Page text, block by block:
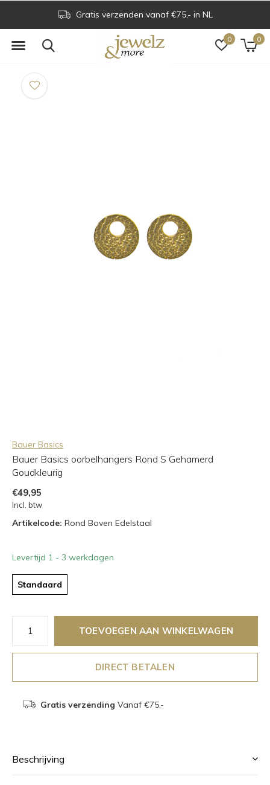
0 0
Gratis verzenden vanaf €75,- in NL
Bauer Basics
Bauer Basics oorbelhangers Rond S Gehamerd
Goudkleurig
€49,95
Incl. btw
Artikelcode: Rond Boven Edelstaal
Levertijd 1 - 3 werkdagen
Standaard
TOEVOEGEN AAN WINKELWAGEN
DIRECT BETALEN
Gratis verzending Vanaf €75,-
Beschrijving